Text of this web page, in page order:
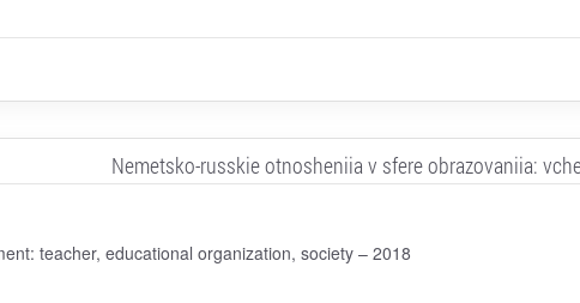
Nemetsko-russkie otnosheniia v sfere obrazovaniia:
teacher, educational organization, society – 2018